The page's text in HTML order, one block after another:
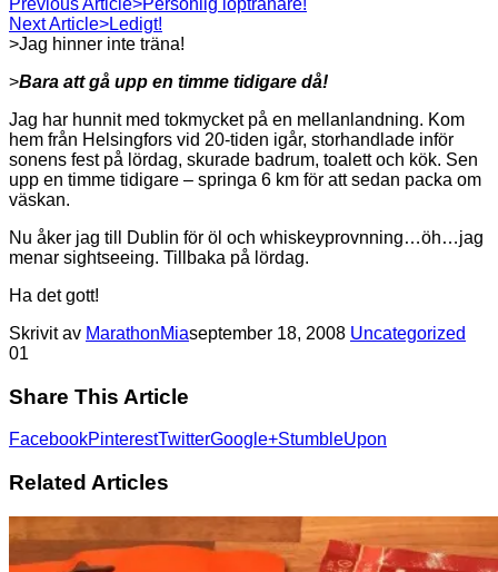
Previous Article>Personlig löptränare!
Next Article>Ledigt!
>Jag hinner inte träna!
>Bara att gå upp en timme tidigare då!
Jag har hunnit med tokmycket på en mellanlandning. Kom
hem från Helsingfors vid 20-tiden igår, storhandlade inför
sonens fest på lördag, skurade badrum, toalett och kök. Sen
upp en timme tidigare – springa 6 km för att sedan packa om
väskan.
Nu åker jag till Dublin för öl och whiskeyprovnning…öh…jag
menar sightseeing. Tillbaka på lördag.
Ha det gott!
Skrivit av MarathonMiaseptember 18, 2008 Uncategorized
01
Share This Article
FacebookPinterestTwitterGoogle+StumbleUpon
Related Articles